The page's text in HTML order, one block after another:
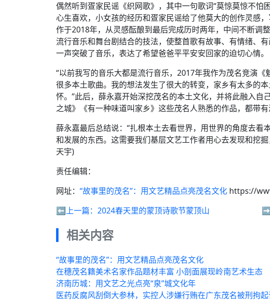
偶然听到疍家民谣《织网歌》，其中一句歌词“莫惊莫惊不怕
心生喜欢，小女孩的经历和疍家民谣给了他莫大的创作灵感
作于2018年，从灵感酝酿到最后完成历时两年，中间不断调
流行音乐和舞台剧结合的技法，使整首歌有故事、有情绪、
一声突破了音乐，表达了希望爸爸平平安安回家的迫切心情。
“以前我写的音乐大都是流行音乐，2017年我作为茂名竞演
很多本土歌曲。我的想法发生了很大的转变，家乡有太多的
怀。”此后，薛永嘉开始深挖茂名的本土文化，并将此融入自
之城》《有一种味道叫家乡》这些茂名人熟悉的作品，都带有
薛永嘉最后总结说：“扎根本土去看世界，用世界的角度去看
和发展的东西。这需要我们基层文艺工作者用心去发现和挖
天宇)
责任编辑：
网址： “故事里的茂名”：用文艺精品点亮茂名文化 https://
⬅️上一篇： 2024春天里的蒙顶诗歌节蒙顶山 ➡️
相关内容
“故事里的茂名”：用文艺精品点亮茂名文化
在穗茂名籍美术名家作品题材丰富 小剖面展现岭南艺术生态
济南历城：用文艺之光点亮“泉”城文化年
医药反腐风刮倒大参林，实控人涉嫌行贿在广东茂名被刑拘